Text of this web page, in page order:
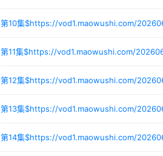
第10集$https://vod1.maowushi.com/
第11集$https://vod1.maowushi.com/
第12集$https://vod1.maowushi.com/
第13集$https://vod1.maowushi.com/
第14集$https://vod1.maowushi.com/